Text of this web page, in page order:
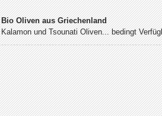
Bio Oliven aus Griechenland
Kalamon und Tsounati Oliven... bedingt